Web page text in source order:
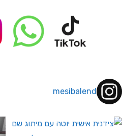
mesibalend
לחברי מועדון ומצטרפים חדשים🤍